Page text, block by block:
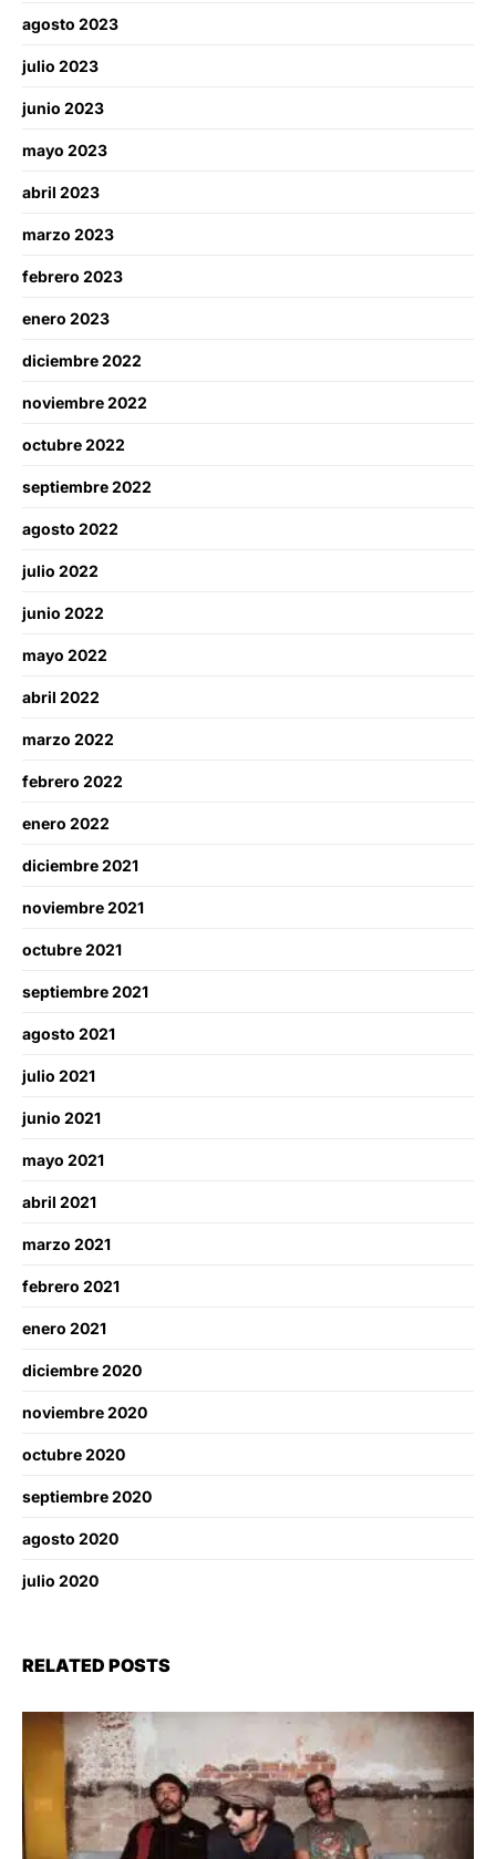
agosto 2023
julio 2023
junio 2023
mayo 2023
abril 2023
marzo 2023
febrero 2023
enero 2023
diciembre 2022
noviembre 2022
octubre 2022
septiembre 2022
agosto 2022
julio 2022
junio 2022
mayo 2022
abril 2022
marzo 2022
febrero 2022
enero 2022
diciembre 2021
noviembre 2021
octubre 2021
septiembre 2021
agosto 2021
julio 2021
junio 2021
mayo 2021
abril 2021
marzo 2021
febrero 2021
enero 2021
diciembre 2020
noviembre 2020
octubre 2020
septiembre 2020
agosto 2020
julio 2020
RELATED POSTS